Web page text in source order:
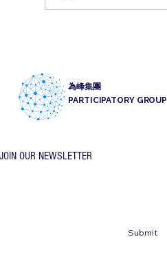
為峰集團
PARTICIPATORY GROUP
JOIN OUR NEWSLETTER
Submit